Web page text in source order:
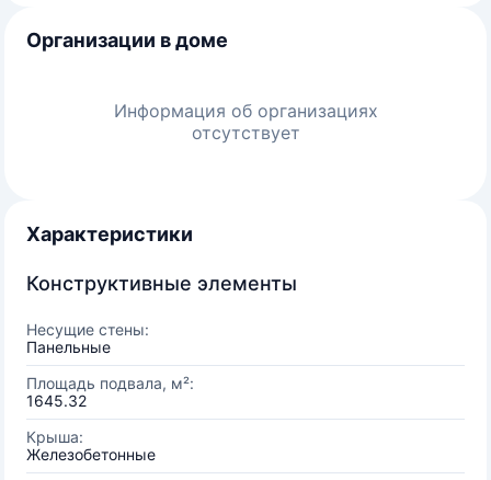
Организации в доме
Информация об организациях
отсутствует
Характеристики
Конструктивные элементы
Несущие стены:
Панельные
Площадь подвала, м²:
1645.32
Крыша:
Железобетонные